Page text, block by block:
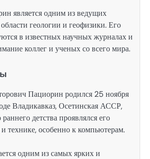
является одним из ведущих
геологии и геофизики. Его
в известных научных журналах и
коллег и ученых со всего мира.
Пациорин родился 25 ноября
Владикавказ, Осетинская АССР,
детства проявлялся его
и технике, особенно к компьютерам.
одним из самых ярких и